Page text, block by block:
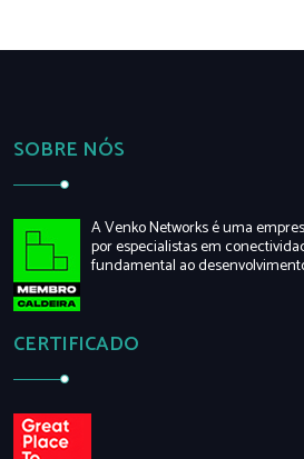
SOBRE NÓS
A Venko Networks é uma
por especialistas em
fundamental ao
CERTIFICADO